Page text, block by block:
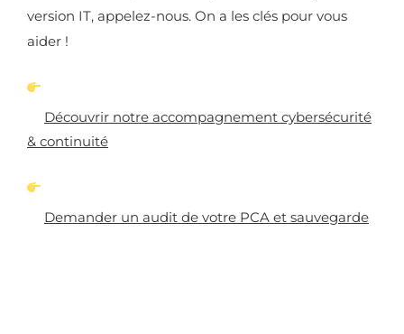
version IT, appelez-nous. On a les clés pour vous
aider !
Découvrir notre accompagnement cybersécurité
& continuité
Demander un audit de votre PCA et sauvegarde